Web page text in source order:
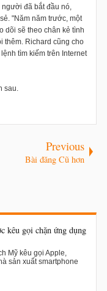
người đã bắt đầu nó,
"Năm năm trước, một
dõi sẽ theo chân kẻ tình
thêm. Richard cũng cho
tìm kiếm trên Internet
sau.
Previous
Bài đăng Cũ hơn
kêu gọi chặn ứng dụng
Mỹ kêu gọi Apple,
sản xuất smartphone